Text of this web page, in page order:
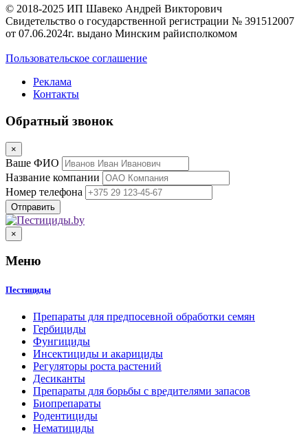
© 2018-2025 ИП Шавеко Андрей Викторович
Свидетельство о государственной регистрации № 391512007
от 07.06.2024г. выдано Минским райисполкомом
Пользовательское соглашение
Реклама
Контакты
Обратный звонок
×
Ваше ФИО
Название компании
Номер телефона
×
Меню
Пестициды
Препараты для предпосевной обработки семян
Гербициды
Фунгициды
Инсектициды и акарициды
Регуляторы роста растений
Десиканты
Препараты для борьбы с вредителями запасов
Биопрепараты
Родентициды
Нематициды